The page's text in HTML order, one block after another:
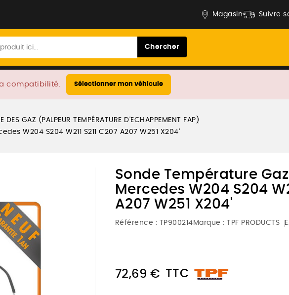
Magasin Suivre
Chercher
compatibilité. Sélectionner mon véhicule
DES GAZ (PALPEUR TEMPÉRATURE D'ECHAPPEMENT FAP)
W204 S204 W211 S211 C207 A207 W251 X204'
Sonde Température
Mercedes W204 S204
A207 W251 X204'
Référence : TP900214 Marque : TPF PRODUCTS
72,69 € TTC